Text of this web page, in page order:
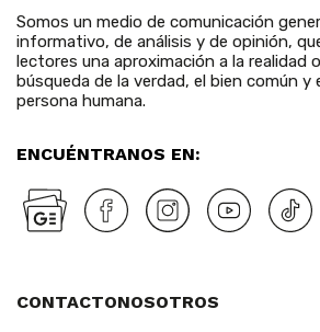
Somos un medio de comunicación
informativo, de análisis y de opinión,
lectores una aproximación a la realidad
búsqueda de la verdad, el bien común y
persona humana.
ENCUÉNTRANOS EN:
CONTACTONOSOTROS